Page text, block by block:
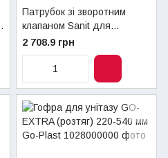
Патрубок зі зворотним
клапаном Sanit для
внутрішнього бачка
консольного унітаза 90×180
мм (art.58928)
2 708.9 грн